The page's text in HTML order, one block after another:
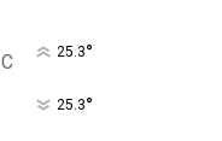
C 25.3°
25.3°